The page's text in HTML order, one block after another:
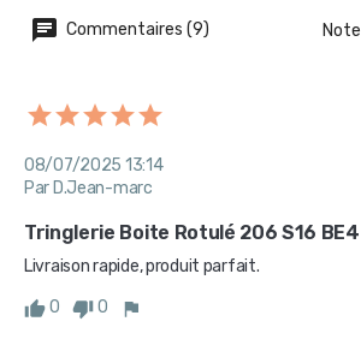
Commentaires (9) Note
08/07/2025 13:14
Par D.Jean-marc
Tringlerie Boite Rotulé 206 S16 BE4
Livraison rapide, produit parfait.
0 0